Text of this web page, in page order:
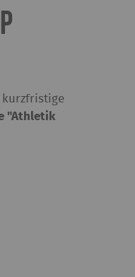
kurzfristige
"Athletik